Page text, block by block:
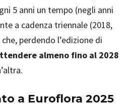
5 anni un tempo (negli anni
a cadenza triennale (2018,
perdendo l’edizione di
almeno fino al 2028
a Euroflora 2025